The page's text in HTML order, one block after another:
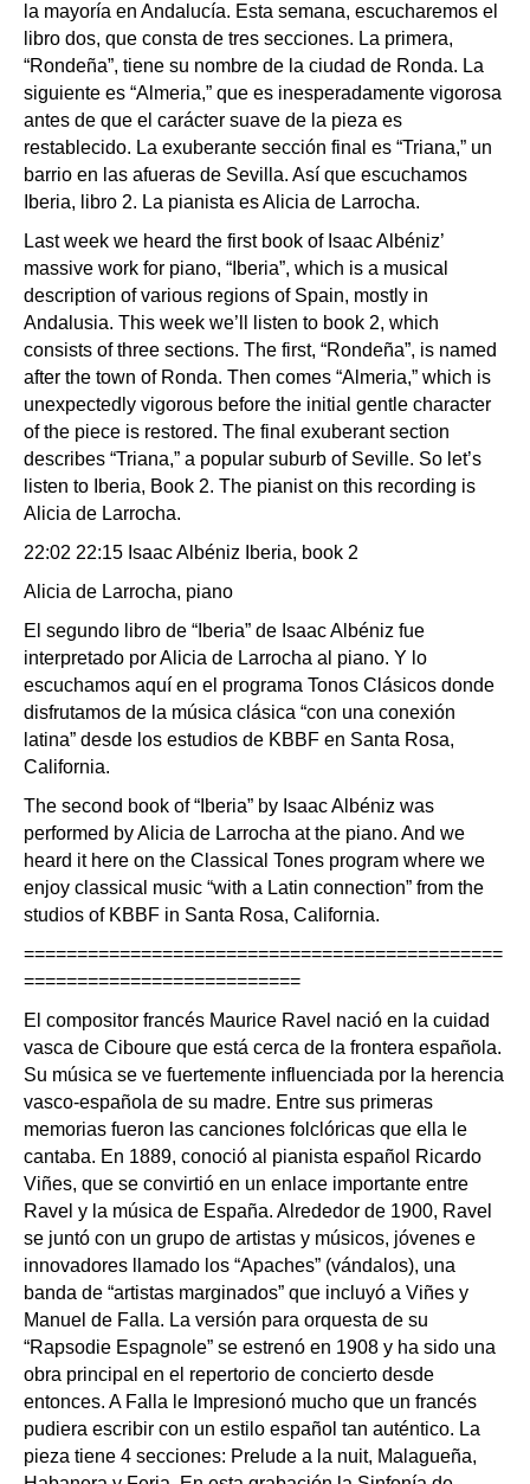
la mayoría en Andalucía. Esta semana, escucharemos el
libro dos, que consta de tres secciones. La primera,
“Rondeña”, tiene su nombre de la ciudad de Ronda. La
siguiente es “Almeria,” que es inesperadamente vigorosa
antes de que el carácter suave de la pieza es
restablecido. La exuberante sección final es “Triana,” un
barrio en las afueras de Sevilla. Así que escuchamos
Iberia, libro 2. La pianista es Alicia de Larrocha.
Last week we heard the first book of Isaac Albéniz’
massive work for piano, “Iberia”, which is a musical
description of various regions of Spain, mostly in
Andalusia. This week we’ll listen to book 2, which
consists of three sections. The first, “Rondeña”, is named
after the town of Ronda. Then comes “Almeria,” which is
unexpectedly vigorous before the initial gentle character
of the piece is restored. The final exuberant section
describes “Triana,” a popular suburb of Seville. So let’s
listen to Iberia, Book 2. The pianist on this recording is
Alicia de Larrocha.
22:02 22:15 Isaac Albéniz Iberia, book 2
Alicia de Larrocha, piano
El segundo libro de “Iberia” de Isaac Albéniz fue
interpretado por Alicia de Larrocha al piano. Y lo
escuchamos aquí en el programa Tonos Clásicos donde
disfrutamos de la música clásica “con una conexión
latina” desde los estudios de KBBF en Santa Rosa,
California.
The second book of “Iberia” by Isaac Albéniz was
performed by Alicia de Larrocha at the piano. And we
heard it here on the Classical Tones program where we
enjoy classical music “with a Latin connection” from the
studios of KBBF in Santa Rosa, California.
=============================================
==========================
El compositor francés Maurice Ravel nació en la cuidad
vasca de Ciboure que está cerca de la frontera española.
Su música se ve fuertemente influenciada por la herencia
vasco-española de su madre. Entre sus primeras
memorias fueron las canciones folclóricas que ella le
cantaba. En 1889, conoció al pianista español Ricardo
Viñes, que se convirtió en un enlace importante entre
Ravel y la música de España. Alrededor de 1900, Ravel
se juntó con un grupo de artistas y músicos, jóvenes e
innovadores llamado los “Apaches” (vándalos), una
banda de “artistas marginados” que incluyó a Viñes y
Manuel de Falla. La versión para orquesta de su
“Rapsodie Espagnole” se estrenó en 1908 y ha sido una
obra principal en el repertorio de concierto desde
entonces. A Falla le Impresionó mucho que un francés
pudiera escribir con un estilo español tan auténtico. La
pieza tiene 4 secciones: Prelude a la nuit, Malagueña,